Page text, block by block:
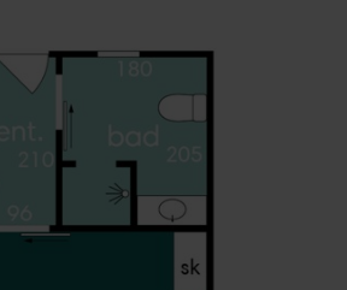
Idestrup byder på indkøb og
gør det let at bruge huset året rundt.
samlet ét sted – en
år.